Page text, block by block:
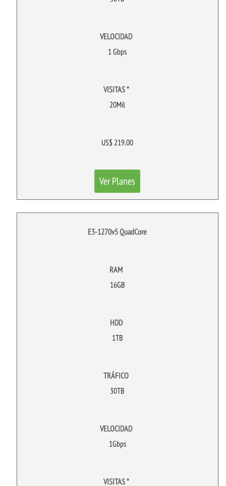
VELOCIDAD
1 Gbps
VISITAS *
20Mil
US$ 219.00
Ver Planes
E3-1270v5 QuadCore
RAM
16GB
HDD
1TB
TRÁFICO
30TB
VELOCIDAD
1Gbps
VISITAS *